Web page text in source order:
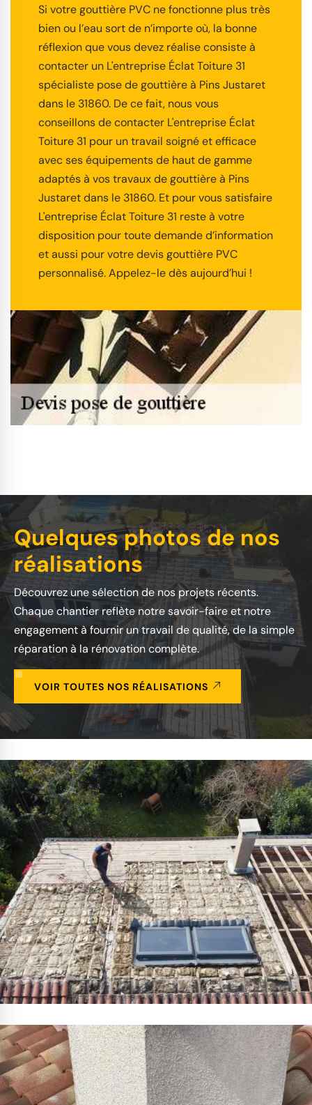
Si votre gouttière PVC ne fonctionne plus très
bien ou l’eau sort de n’importe où, la bonne
réflexion que vous devez réalise consiste à
contacter un L'entreprise Éclat Toiture 31
spécialiste pose de gouttière à Pins Justaret
dans le 31860. De ce fait, nous vous
conseillons de contacter L'entreprise Éclat
Toiture 31 pour un travail soigné et efficace
avec ses équipements de haut de gamme
adaptés à vos travaux de gouttière à Pins
Justaret dans le 31860. Et pour vous satisfaire
L'entreprise Éclat Toiture 31 reste à votre
disposition pour toute demande d’information
et aussi pour votre devis gouttière PVC
personnalisé. Appelez-le dès aujourd’hui !
Quelques photos de nos
réalisations
Découvrez une sélection de nos projets récents.
Chaque chantier reflète notre savoir-faire et notre
engagement à fournir un travail de qualité, de la simple
réparation à la rénovation complète.
VOIR TOUTES NOS RÉALISATIONS